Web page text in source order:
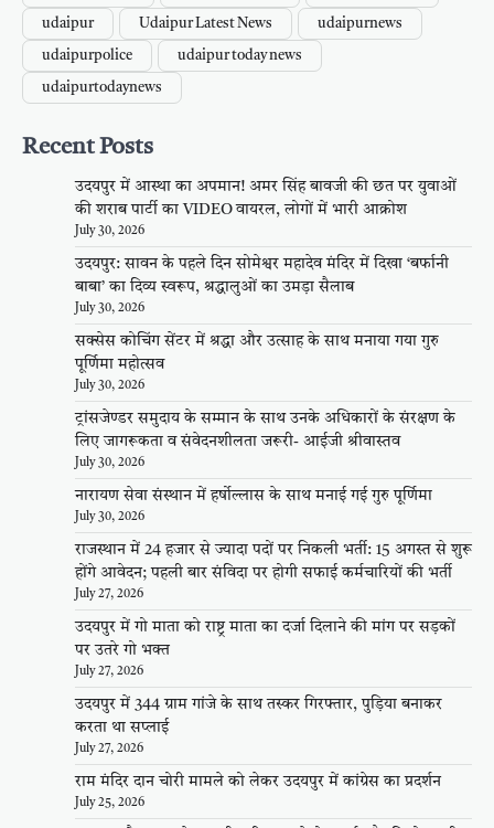
udaipur Udaipur Latest News udaipurnews
udaipurpolice udaipur today news
udaipurtodaynews
Recent Posts
उदयपुर में आस्था का अपमान! अमर सिंह बावजी की छत पर युवाओं
की शराब पार्टी का VIDEO वायरल, लोगों में भारी आक्रोश
July 30, 2026
उदयपुर: सावन के पहले दिन सोमेश्वर महादेव मंदिर में दिखा ‘बर्फानी
बाबा’ का दिव्य स्वरूप, श्रद्धालुओं का उमड़ा सैलाब
July 30, 2026
सक्सेस कोचिंग सेंटर में श्रद्धा और उत्साह के साथ मनाया गया गुरु
पूर्णिमा महोत्सव
July 30, 2026
ट्रांसजेण्डर समुदाय के सम्मान के साथ उनके अधिकारों के संरक्षण के
लिए जागरूकता व संवेदनशीलता जरूरी- आईजी श्रीवास्तव
July 30, 2026
नारायण सेवा संस्थान में हर्षोल्लास के साथ मनाई गई गुरु पूर्णिमा
July 30, 2026
राजस्थान में 24 हजार से ज्यादा पदों पर निकली भर्ती: 15 अगस्त से शुरू
होंगे आवेदन; पहली बार संविदा पर होगी सफाई कर्मचारियों की भर्ती
July 27, 2026
उदयपुर में गो माता को राष्ट्र माता का दर्जा दिलाने की मांग पर सड़कों
पर उतरे गो भक्त
July 27, 2026
उदयपुर में 344 ग्राम गांजे के साथ तस्कर गिरफ्तार, पुड़िया बनाकर
करता था सप्लाई
July 27, 2026
राम मंदिर दान चोरी मामले को लेकर उदयपुर में कांग्रेस का प्रदर्शन
July 25, 2026